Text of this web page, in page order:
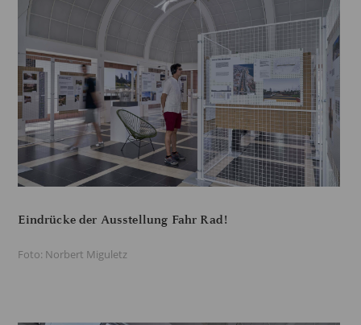
Eindrücke der Ausstellung Fahr Rad!
Foto: Norbert Miguletz